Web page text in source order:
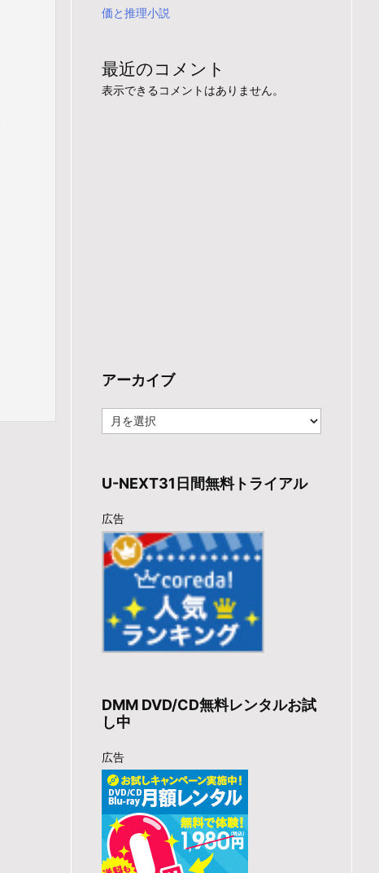
価と推理小説
最近のコメント
表示できるコメントはありません。
アーカイブ
ー
ブ
U-NEXT31日間無料トライアル
広告
DMM DVD/CD無料レンタルお試
し中
広告